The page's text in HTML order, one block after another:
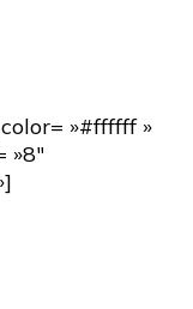
»#ffffff »